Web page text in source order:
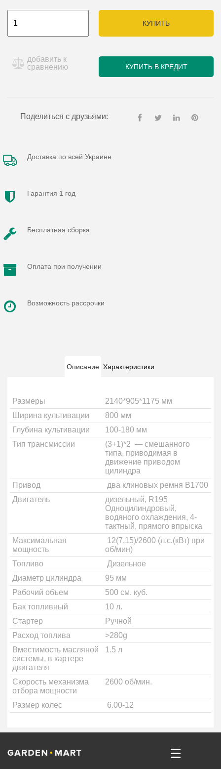
КУПИТЬ
добавить к
сравнению
КУПИТЬ В КРЕДИТ
Поделиться с друзьями:
Доставка по всей Украине
Гарантия 1 год
Бесплатная сборка
Оплата при получении
Возможность рассрочки
Описание Характеристики
Размеры
2140*905*1175 мм
Ширина культивации
800 мм
Глубина культивации
100-180 мм
Тип трансмиссии
(3+1)*2 — смешанного
типа, приводимая в
движение приводом
цилиндра
Привод
два клиновых ремня В1700
Двигатель
дизельный, R195
Одноцилиндровый,
водяного охлаждения, 4-
тактный, прямого впрыска
Максимальная
мощность
12(7,15)/2600 (л.с.(кВт) при
об/мин)
Топливо
Дизельное
Диаметр цилиндра
95 мм
Рабочий объем
500 см. куб.
Бак топливный
10 л.
Стартер
Ручной
Расход топлива
>280g
Вместимость масляной
системы, в картере
двигателя
1.5 л
Скорость механизма
отбора мощности
2600 об/мин.
Размер колес 6.00-12